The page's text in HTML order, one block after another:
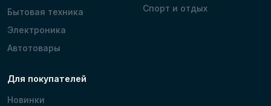
Бытовая техника
Электроника
Автотовары
Спорт и отдых
Для покупателей
Новинки